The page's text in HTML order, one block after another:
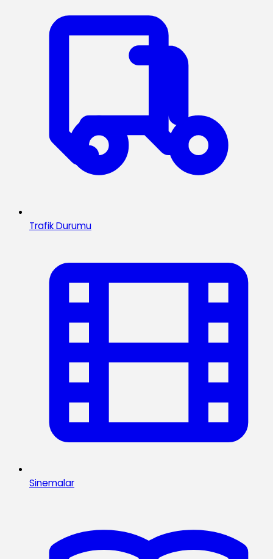
Trafik Durumu
Sinemalar